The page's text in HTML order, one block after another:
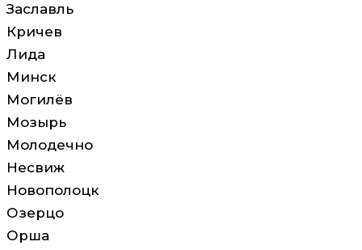
Заславль
Кричев
Лида
Минск
Могилёв
Мозырь
Молодечно
Несвиж
Новополоцк
Озерцо
Орша